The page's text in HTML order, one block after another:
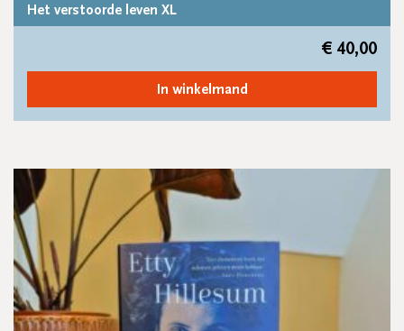
Het verstoorde leven XL
€ 40,00
In winkelmand